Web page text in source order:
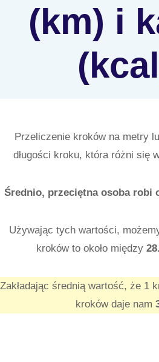
(km) i
Przeliczenie kroków na metry
długości kroku, która różni się
Średnio, przeciętna osoba robi
Używając tych wartości,
kroków to około między
Zakładając średnią wartość, że 1
kroków daje nam